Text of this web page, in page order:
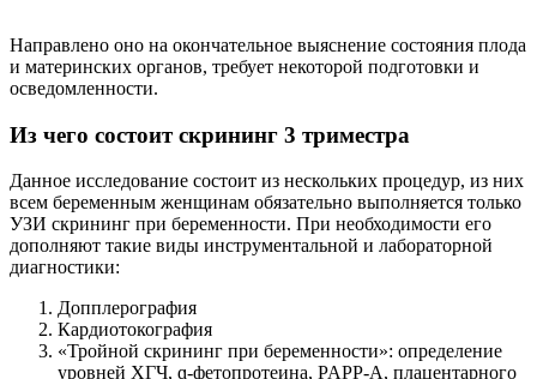
Направлено оно на окончательное выяснение состояния плода
и материнских органов, требует некоторой подготовки и
осведомленности.
Из чего состоит скрининг 3 триместра
Данное исследование состоит из нескольких процедур, из них
всем беременным женщинам обязательно выполняется только
УЗИ скрининг при беременности. При необходимости его
дополняют такие виды инструментальной и лабораторной
диагностики:
Допплерография
Кардиотокография
«Тройной скрининг при беременности»: определение
уровней ХГЧ, ɑ-фетопротеина, PAPP-A, плацентарного